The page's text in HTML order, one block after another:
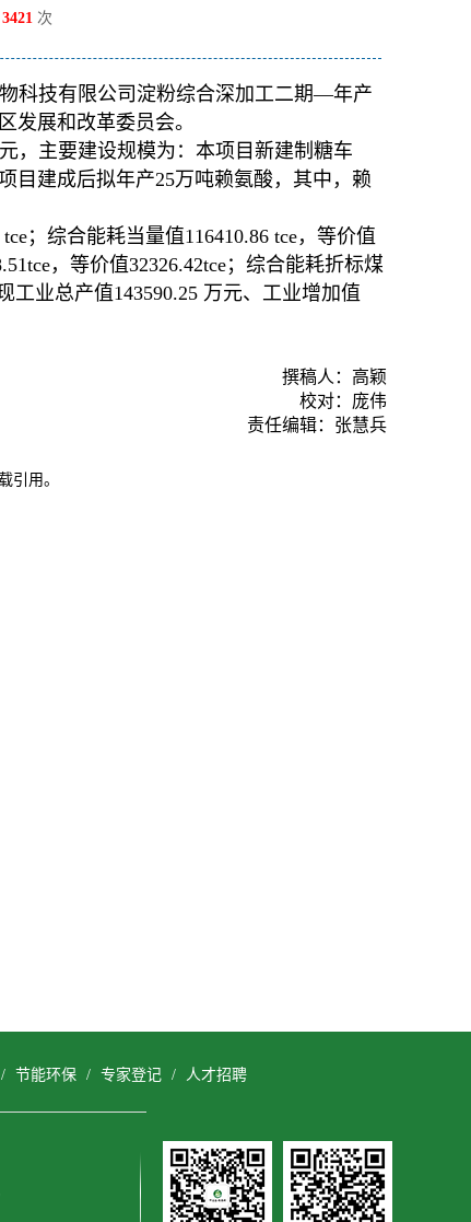
3421 次
科技有限公司淀粉综合深加工二期—年产
发展和改革委员会。
，主要建设规模为：本项目新建制糖车
目建成后拟年产25万吨赖氨酸，其中，赖
；综合能耗当量值116410.86 tce，等价值
，等价值32326.42tce；综合能耗折标煤
工业总产值143590.25 万元、工业增加值
撰稿人：高颖
校对：庞伟
责任编辑：张慧兵
引用。
/ 节能环保 / 专家登记 / 人才招聘